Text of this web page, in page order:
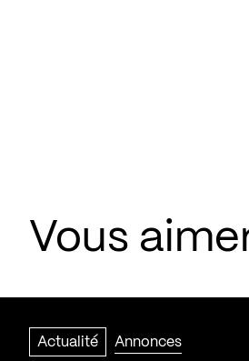
Vous
Actualité Annonces